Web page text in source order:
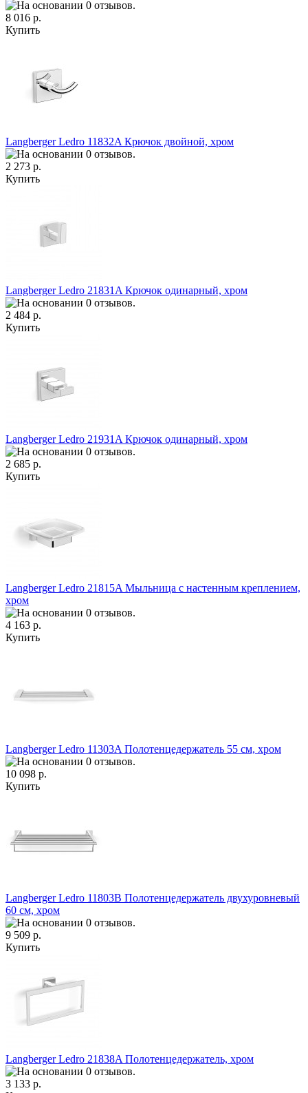
8 016 р.
Купить
Langberger Ledro 11832A Крючок двойной, хром
2 273 р.
Купить
Langberger Ledro 21831A Крючок одинарный, хром
2 484 р.
Купить
Langberger Ledro 21931A Крючок одинарный, хром
2 685 р.
Купить
Langberger Ledro 21815A Мыльница с настенным креплением,
хром
4 163 р.
Купить
Langberger Ledro 11303A Полотенцедержатель 55 см, хром
10 098 р.
Купить
Langberger Ledro 11803B Полотенцедержатель двухуровневый
60 см, хром
9 509 р.
Купить
Langberger Ledro 21838A Полотенцедержатель, хром
3 133 р.